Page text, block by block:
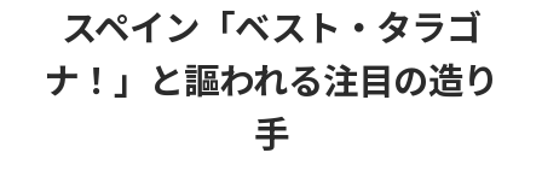
スペイン「ベスト・タラゴ
ナ！」と謳われる注目の造り
手